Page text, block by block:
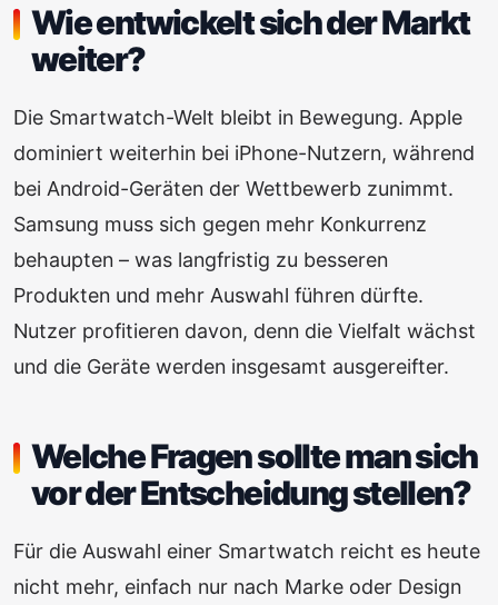
Wie entwickelt sich der Markt
weiter?
Die Smartwatch-Welt bleibt in Bewegung. Apple
dominiert weiterhin bei iPhone-Nutzern, während
bei Android-Geräten der Wettbewerb zunimmt.
Samsung muss sich gegen mehr Konkurrenz
behaupten – was langfristig zu besseren
Produkten und mehr Auswahl führen dürfte.
Nutzer profitieren davon, denn die Vielfalt wächst
und die Geräte werden insgesamt ausgereifter.
Welche Fragen sollte man sich
vor der Entscheidung stellen?
Für die Auswahl einer Smartwatch reicht es heute
nicht mehr, einfach nur nach Marke oder Design